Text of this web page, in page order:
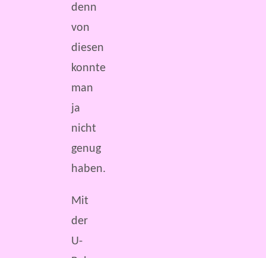
denn
von
diesen
konnte
man
ja
nicht
genug
haben.
Mit
der
U-